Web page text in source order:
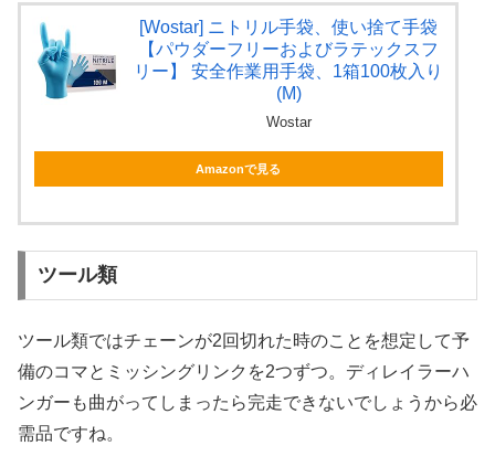
[Wostar] ニトリル手袋、使い捨て手袋
【パウダーフリーおよびラテックスフ
リー】 安全作業用手袋、1箱100枚入り
(M)
Wostar
Amazonで見る
ツール類
ツール類ではチェーンが2回切れた時のことを想定して予
備のコマとミッシングリンクを2つずつ。ディレイラーハ
ンガーも曲がってしまったら完走できないでしょうから必
需品ですね。